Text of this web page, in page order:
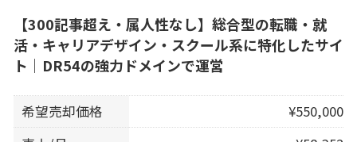
【300記事超え・属人性なし】総合型の転職・就
活・キャリアデザイン・スクール系に特化したサイ
ト｜DR54の強力ドメインで運営
希望売却価格
¥550,000